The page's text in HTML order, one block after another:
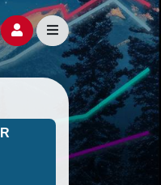
öffnenSeitennavigation